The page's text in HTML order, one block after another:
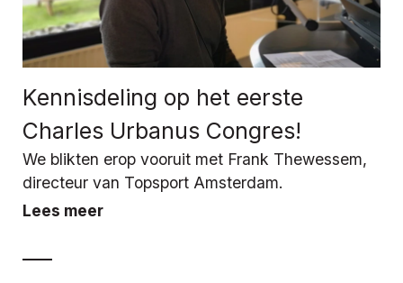
Kennisdeling op het eerste
Charles Urbanus Congres!
We blikten erop vooruit met Frank Thewessem,
directeur van Topsport Amsterdam.
Lees meer